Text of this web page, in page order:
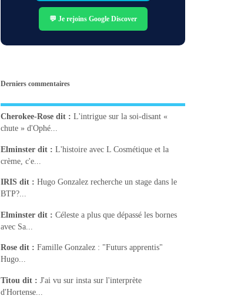
💬 Je rejoins Google Discover
Derniers commentaires
Cherokee-Rose dit : L'intrigue sur la soi-disant «
chute » d'Ophé...
Elminster dit : L'histoire avec L Cosmétique et la
crème, c'e...
IRIS dit : Hugo Gonzalez recherche un stage dans le
BTP?...
Elminster dit : Céleste a plus que dépassé les bornes
avec Sa...
Rose dit : Famille Gonzalez : "Futurs apprentis"
Hugo...
Titou dit : J'ai vu sur insta sur l'interprète
d'Hortense...